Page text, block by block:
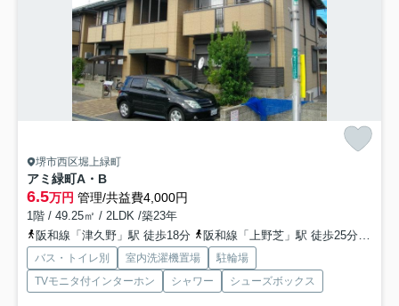
堺市西区堀上緑町
アミ緑町A・B
6.5万円 管理/共益費4,000円
1階 / 49.25㎡ / 2LDK /築23年
阪和線「津久野」駅 徒歩18分
阪和線「上野芝」駅 徒歩25分
バス・トイレ別 室内洗濯機置場
駐輪場
TVモニタ付インターホン
シャワー シューズボックス